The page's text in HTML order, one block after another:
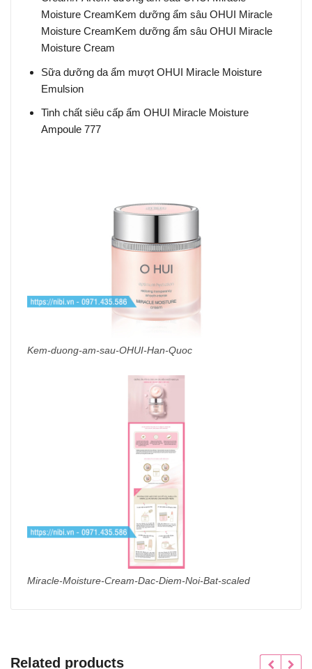
Moisture CreamKem dưỡng ẩm sâu OHUI Miracle
Moisture CreamKem dưỡng ẩm sâu OHUI Miracle
Moisture Cream
Sữa dưỡng da ẩm mượt OHUI Miracle Moisture
Emulsion
Tinh chất siêu cấp ẩm OHUI Miracle Moisture
Ampoule 777
Kem-duong-am-sau-OHUI-Han-Quoc
Miracle-Moisture-Cream-Dac-Diem-Noi-Bat-scaled
Related products